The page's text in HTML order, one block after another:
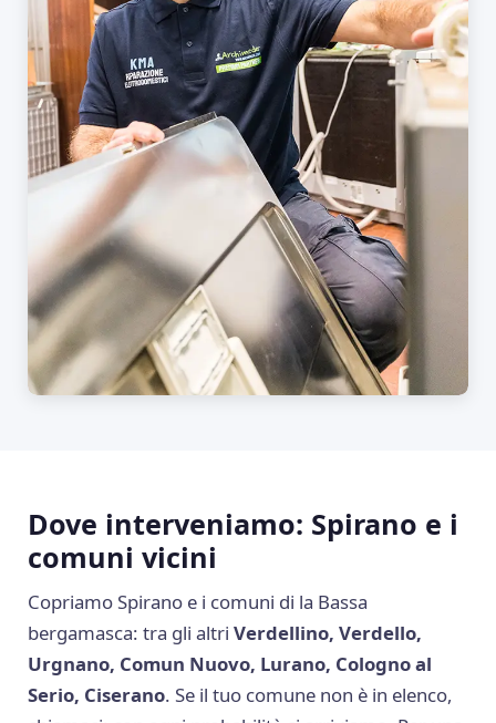
Dove interveniamo: Spirano e i
comuni vicini
Copriamo Spirano e i comuni di la Bassa
bergamasca: tra gli altriVerdellino, Verdello,
Urgnano, Comun Nuovo, Lurano, Cologno al
Serio, Ciserano. Se il tuo comune non è in elenco,